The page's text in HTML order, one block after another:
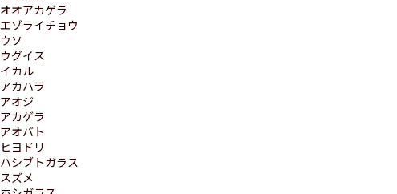
オオアカゲラ
エゾライチョウ
ウソ
ウグイス
イカル
アカハラ
アオジ
アカゲラ
アオバト
ヒヨドリ
ハシブトガラス
スズメ